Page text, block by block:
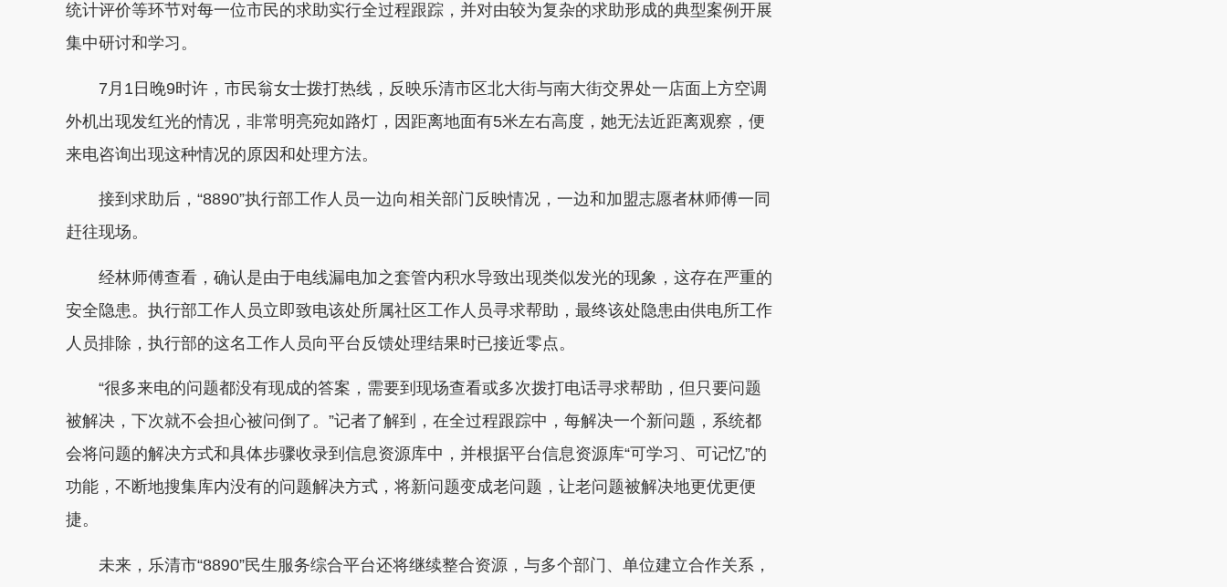
统计评价等环节对每一位市民的求助实行全过程跟踪，并对由较为复杂的求助形成的典型案例开展
集中研讨和学习。
7月1日晚9时许，市民翁女士拨打热线，反映乐清市区北大街与南大街交界处一店面上方空调
外机出现发红光的情况，非常明亮宛如路灯，因距离地面有5米左右高度，她无法近距离观察，便
来电咨询出现这种情况的原因和处理方法。
接到求助后，“8890”执行部工作人员一边向相关部门反映情况，一边和加盟志愿者林师傅一同
赶往现场。
经林师傅查看，确认是由于电线漏电加之套管内积水导致出现类似发光的现象，这存在严重的
安全隐患。执行部工作人员立即致电该处所属社区工作人员寻求帮助，最终该处隐患由供电所工作
人员排除，执行部的这名工作人员向平台反馈处理结果时已接近零点。
“很多来电的问题都没有现成的答案，需要到现场查看或多次拨打电话寻求帮助，但只要问题
被解决，下次就不会担心被问倒了。”记者了解到，在全过程跟踪中，每解决一个新问题，系统都
会将问题的解决方式和具体步骤收录到信息资源库中，并根据平台信息资源库“可学习、可记忆”的
功能，不断地搜集库内没有的问题解决方式，将新问题变成老问题，让老问题被解决地更优更便
捷。
未来，乐清市“8890”民生服务综合平台还将继续整合资源，与多个部门、单位建立合作关系，